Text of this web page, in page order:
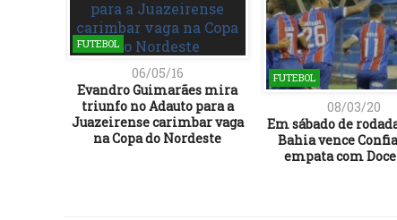
FUTEBOL
06/05/16
Evandro Guimarães mira
triunfo no Adauto para a
Juazeirense carimbar vaga
na Copa do Nordeste
FUTEBOL
08/03/20
Em sábado de
Bahia vence
empata com